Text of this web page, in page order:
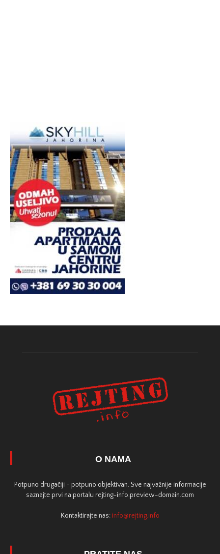
O NAMA
Potpuno drugačiji - potpuno objektivan. Sve najvažnije informacije
saznajte prvi na portalu rejting-info.preview-domain.com
Kontaktirajte nas: info@rejting.info